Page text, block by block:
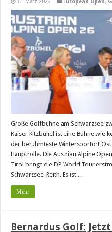
31. März 2026 European Open,
Große Golfbühne am Schwarzsee
Kaiser Kitzbühel ist eine Bühne wie
der berühmteste Wintersportort
Hauptrolle. Die Austrian Alpine
Tirol bringt die DP World Tour
Schwarzsee-Reith. Es ist ...
Mehr
Bernardus Golf: